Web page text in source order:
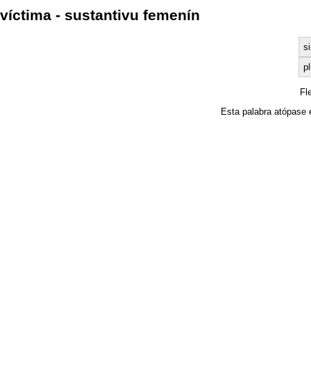
víctima - sustantivu femenín
Esta palabra atópase